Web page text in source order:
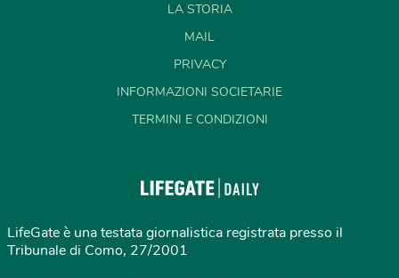
LA STORIA
MAIL
PRIVACY
INFORMAZIONI SOCIETARIE
TERMINI E CONDIZIONI
LifeGate è una testata giornalistica registrata presso il
Tribunale di Como, 27/2001